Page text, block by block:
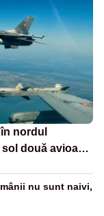
nordul
două avioane
nu sunt naivi,